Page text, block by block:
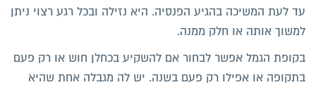
עד לעת המשיכה בהגיע הפנסיה. היא נזילה ובכל רגע רצוי ניתן
למשוך אותה או חלק ממנה.
בקופת הגמל אפשר לבחור אם להשקיע בכחלן חוש או רק פעם
בתקופה או אפילו רק פעם בשנה. יש לה מגבלה אחת שהיא